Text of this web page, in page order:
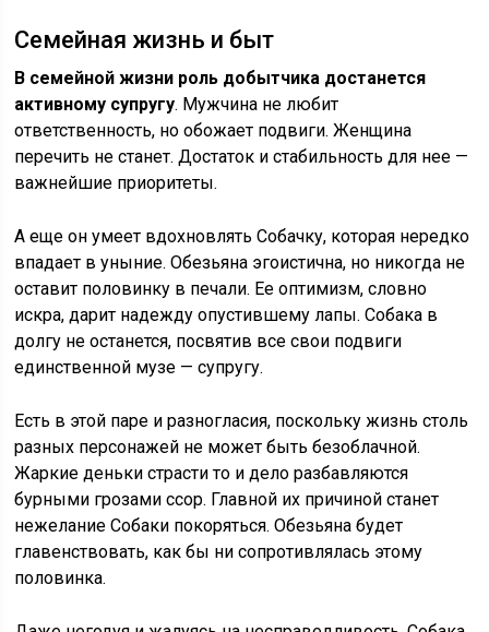
Семейная жизнь и быт
В семейной жизни роль добытчика достанется
активному супругу. Мужчина не любит
ответственность, но обожает подвиги. Женщина
перечить не станет. Достаток и стабильность для нее —
важнейшие приоритеты.
А еще он умеет вдохновлять Собачку, которая нередко
впадает в уныние. Обезьяна эгоистична, но никогда не
оставит половинку в печали. Ее оптимизм, словно
искра, дарит надежду опустившему лапы. Собака в
долгу не останется, посвятив все свои подвиги
единственной музе — супругу.
Есть в этой паре и разногласия, поскольку жизнь столь
разных персонажей не может быть безоблачной.
Жаркие деньки страсти то и дело разбавляются
бурными грозами ссор. Главной их причиной станет
нежелание Собаки покоряться. Обезьяна будет
главенствовать, как бы ни сопротивлялась этому
половинка.